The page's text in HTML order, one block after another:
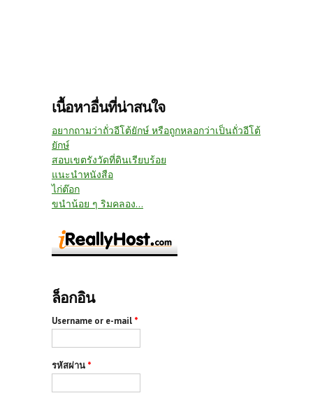
เนื้อหาอื่นที่น่าสนใจ
อยากถามว่าถั่วอีโต้ยักษ์ หรือถูกหลอกว่าเป็นถั่วอีโต้
ยักษ์
สอบเขตรังวัดที่ดินเรียบร้อย
แนะนำหนังสือ
ไก่ต๊อก
ขนำน้อย ๆ ริมคลอง...
ล็อกอิน
Username or e-mail *
รหัสผ่าน *